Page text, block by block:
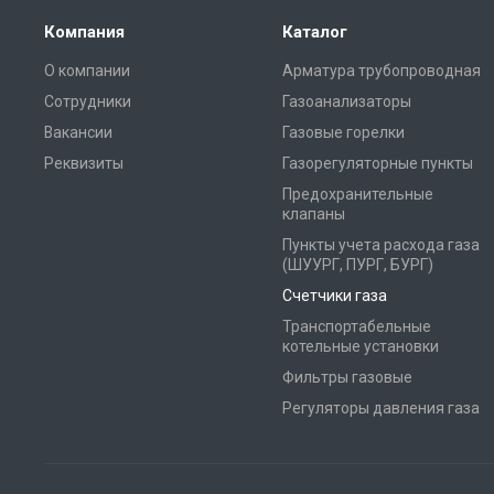
Компания
О компании
Сотрудники
Вакансии
Реквизиты
Каталог
Арматура трубопроводная
Газоанализаторы
Газовые горелки
Газорегуляторные пункты
Предохранительные
клапаны
Пункты учета расхода газа
(ШУУРГ, ПУРГ, БУРГ)
Счетчики газа
Транспортабельные
котельные установки
Фильтры газовые
Регуляторы давления газа